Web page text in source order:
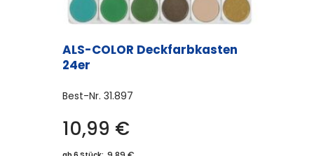
ALS-COLOR Deckfarbkasten
24er
Best-Nr. 31.897
10,99 €